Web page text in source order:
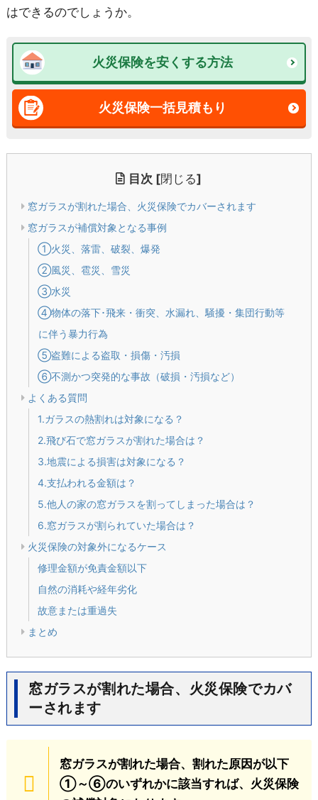
はできるのでしょうか。
火災保険を安くする方法
火災保険一括見積もり
目次 [閉じる]
窓ガラスが割れた場合、火災保険でカバーされます
窓ガラスが補償対象となる事例
①火災、落雷、破裂、爆発
②風災、雹災、雪災
③水災
④物体の落下･飛来・衝突、水漏れ、騒擾・集団行動等
に伴う暴力行為
⑤盗難による盗取・損傷・汚損
⑥不測かつ突発的な事故（破損・汚損など）
よくある質問
1.ガラスの熱割れは対象になる？
2.飛び石で窓ガラスが割れた場合は？
3.地震による損害は対象になる？
4.支払われる金額は？
5.他人の家の窓ガラスを割ってしまった場合は？
6.窓ガラスが割られていた場合は？
火災保険の対象外になるケース
修理金額が免責金額以下
自然の消耗や経年劣化
故意または重過失
まとめ
窓ガラスが割れた場合、火災保険でカバ
ーされます
窓ガラスが割れた場合、割れた原因が以下
①～⑥のいずれかに該当すれば、火災保険